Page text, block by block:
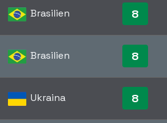
Brasilien 8
Brasilien 8
Ukraina 8